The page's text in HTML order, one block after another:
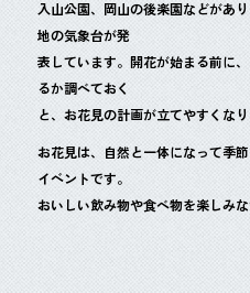
入山公園、岡山の後楽園などがあ
地の気象台が発
表しています。開花が始まる前に
るか調べておく
と、お花見の計画が立てやすくなり
お花見は、自然と一体になって季
イベントです。
おいしい飲み物や食べ物を楽しみ